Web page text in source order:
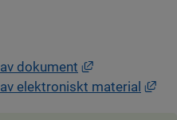
annan webbplats, öppnas i
dokument
Länk till
elektroniskt material